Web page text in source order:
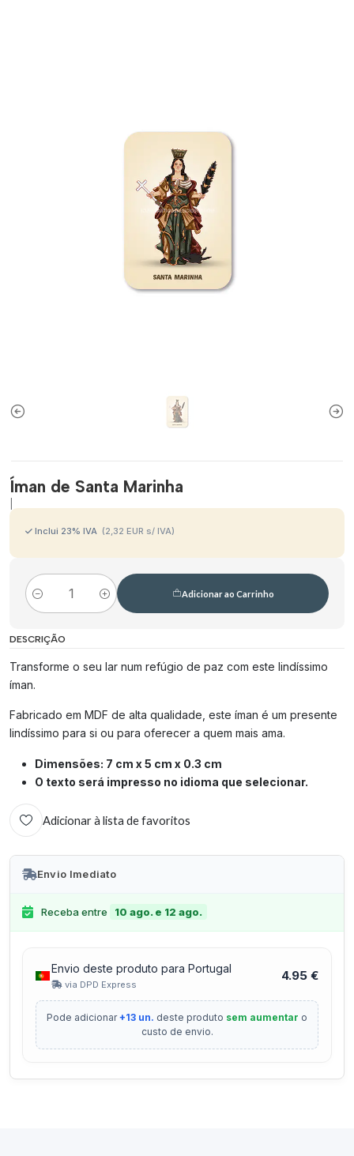
Íman de Santa Marinha
Inclui 23% IVA (2,32 EUR s/ IVA)
Quantidade
Adicionar ao Carrinho
DESCRIÇÃO
Transforme o seu lar num refúgio de paz com este lindíssimo
íman.
Fabricado em MDF de alta qualidade, este íman é um presente
lindíssimo para si ou para oferecer a quem mais ama.
Dimensões: 7 cm x 5 cm x 0.3 cm
O texto será impresso no idioma que selecionar.
Adicionar à lista de favoritos
Envio Imediato
Receba entre 10 ago. e 12 ago.
Envio deste produto para Portugal
via DPD Express
4.95 €
Pode adicionar+13 un. deste produto sem aumentar o
custo de envio.